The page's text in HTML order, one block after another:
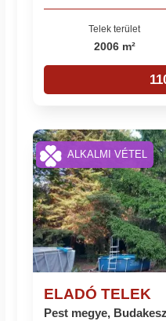
Telek terület
2006 m²
ELADÓ TELEK
Pest megye,
ALKALMI VÉTEL